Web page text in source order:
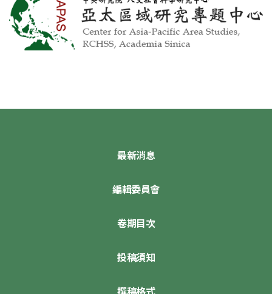
最新消息
編輯委員會
卷期目次
投稿須知
撰稿格式